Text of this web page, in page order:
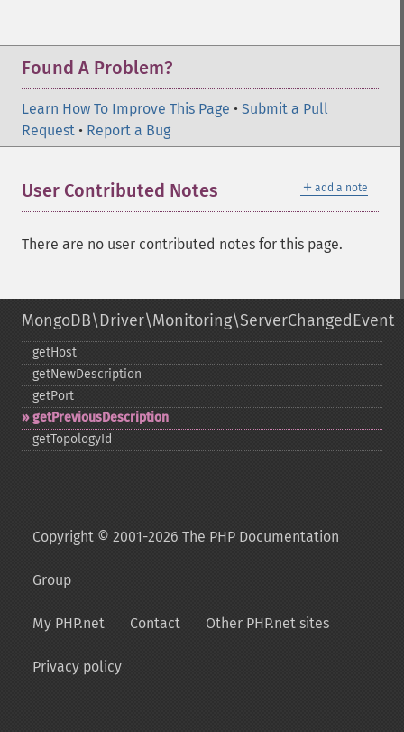
Found A Problem?
Learn How To Improve This Page • Submit a Pull
Request • Report a Bug
＋ add a note
User Contributed Notes
There are no user contributed notes for this page.
MongoDB\Driver\Monitoring\ServerChangedEvent
getHost
getNewDescription
getPort
getPreviousDescription
getTopologyId
Copyright © 2001-2026 The PHP Documentation
Group
My PHP.net Contact Other PHP.net sites
Privacy policy